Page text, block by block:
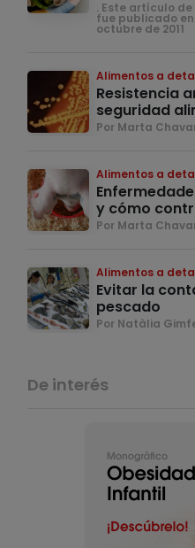
. Este artículo de
fue publicado
octubre de 2011
Alimentos a
Resistencia
seguridad
Por Marta
Alimentos a
y cómo
Por Marta
Alimentos a
Evitar la
pescado
Por Natàlia
De interés